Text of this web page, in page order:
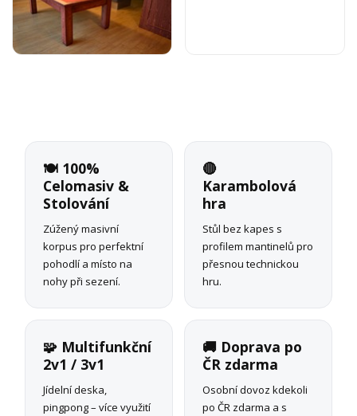
🍽️ 100%
Celomasiv &
Stolování
Zúžený masivní
korpus pro perfektní
pohodlí a místo na
nohy při sezení.
🔴
Karambolová
hra
Stůl bez kapes s
profilem mantinelů pro
přesnou technickou
hru.
🧩 Multifunkční
2v1 / 3v1
Jídelní deska,
pingpong – více využití
🚚 Doprava po
ČR zdarma
Osobní dovoz kdekoli
po ČR zdarma a s